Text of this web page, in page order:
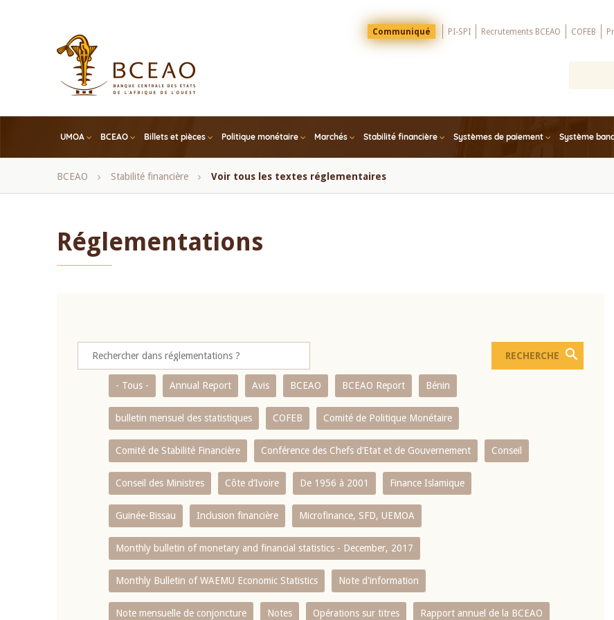
Menu
Top
Communiqué PI-SPI Recrutements BCEAO COFEB
UMOA BCEAO Billets et pièces Politique monétaire Marchés Stabilité financière Systèmes de paiement Système
Fil
BCEAO Stabilité financière Voir tous les textes réglementaires
Réglementations
- Tous - Annual Report Avis BCEAO BCEAO Report Bénin
bulletin mensuel des statistiques COFEB Comité de Politique Monétaire
Comité de Stabilité Financière Conférence des Chefs d’Etat et de Gouvernement Conseil
Conseil des Ministres Côte d’Ivoire De 1956 à 2001 Finance Islamique
Guinée-Bissau Inclusion financière Microfinance, SFD, UEMOA
Monthly bulletin of monetary and financial statistics - December, 2017
Monthly Bulletin of WAEMU Economic Statistics Note d'information
Note mensuelle de conjoncture Notes Opérations sur titres Rapport annuel de la BCEAO